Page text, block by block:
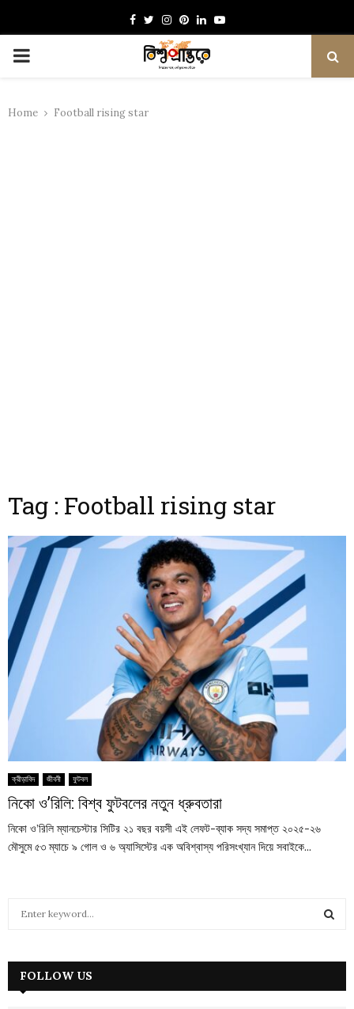
Facebook
TwitterInstagram
Pinterest
LinkedinYoutube
PRIMARY
Home Football rising star
Tag : Football rising star
ক্রীড়াবিদ জীবনী ফুটবল
নিকো ও’রিলি: বিশ্ব ফুটবলের নতুন ধ্রুবতারা
নিকো ও’রিলি ম্যানচেস্টার সিটির ২১ বছর বয়সী এই লেফট-ব্যাক সদ্য সমাপ্ত ২০২৫-২৬
মৌসুমে ৫৩ ম্যাচে ৯ গোল ও ৬ অ্যাসিস্টের এক অবিশ্বাস্য পরিসংখ্যান দিয়ে সবাইকে...
h
FOLLOW US